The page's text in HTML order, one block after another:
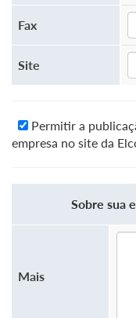
Fax
Site
Permitir a
empresa no site da
Sobre sua
Mais